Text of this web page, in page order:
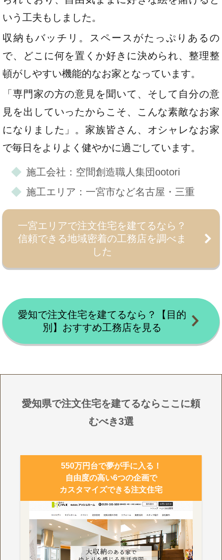
いう工夫もしました。
収納もバッチリ。スペースがたっぷりあるの
で、どこに何を置くか好きに決められ、整理整
頓がしやすい機能的なお家となっています。
「専門家の方の意見を聞いて、そして自分の意
見を出していったからこそ、こんな素敵なお家
になりました」。家族皆さん、オシャレなお家
で毎日をよりよく健やかに過ごしています。
施工会社：空間創造職人集団ootori
施工エリア：一宮市など名古屋・三重
一宮エリアで注文住宅を建てるなら？
信頼できる地域密着の工務店を調べま
した
愛知で注文住宅を建てるなら？【目的
別】おすすめ工務店を見る
愛知県で注文住宅を建てるならここに頼
むべき3選
550万円台で夢が手に入る！
自由度の高い6つの企画で
カスタマイズできる注文住宅